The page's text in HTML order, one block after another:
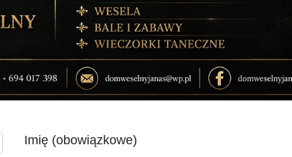
Imię (obowiązkowe)